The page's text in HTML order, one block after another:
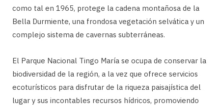
como tal en 1965, protege la cadena montañosa de la
Bella Durmiente, una frondosa vegetación selvática y un
complejo sistema de cavernas subterráneas.
El Parque Nacional Tingo María se ocupa de conservar la
biodiversidad de la región, a la vez que ofrece servicios
ecoturísticos para disfrutar de la riqueza paisajística del
lugar y sus incontables recursos hídricos, promoviendo